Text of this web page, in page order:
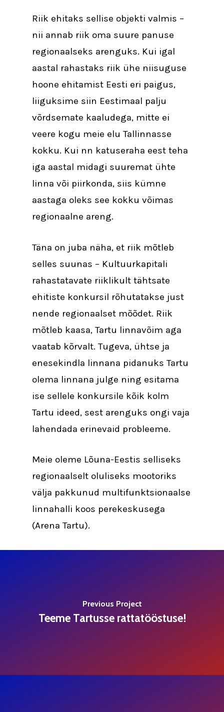
Riik ehitaks sellise objekti valmis –
nii annab riik oma suure panuse
regionaalseks arenguks. Kui igal
aastal rahastaks riik ühe niisuguse
hoone ehitamist Eesti eri paigus,
liiguksime siin Eestimaal palju
võrdsemate kaaludega, mitte ei
veere kogu meie elu Tallinnasse
kokku. Kui nn katuseraha eest teha
iga aastal midagi suuremat ühte
linna või piirkonda, siis kümne
aastaga oleks see kokku võimas
regionaalne areng.
Täna on juba näha, et riik mõtleb
selles suunas – Kultuurkapitali
rahastatavate riiklikult tähtsate
ehitiste konkursil rõhutatakse just
nende regionaalset mõõdet. Riik
mõtleb kaasa, Tartu linnavõim aga
vaatab kõrvalt. Tugeva, ühtse ja
enesekindla linnana pidanuks Tartu
olema linnana julge ning esitama
ise sellele konkursile kõik kolm
Tartu ideed, sest arenguks ongi vaja
lahendada erinevaid probleeme.
Meie oleme Lõuna-Eestis selliseks
regionaalselt oluliseks mootoriks
välja pakkunud multifunktsionaalse
linnahalli koos perekeskusega
(Arena Tartu).
Previous Project
Teeme Tartusse rattatööstuse!